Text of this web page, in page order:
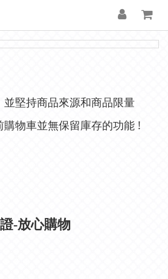
並堅持商品來源和商品限量
物車並無保留庫存的功能 !
-放心購物